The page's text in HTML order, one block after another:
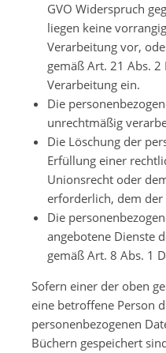
GVO Widerspruch
liegen keine
Verarbeitung vor,
gemäß Art. 21 Abs. 2
Verarbeitung ein.
Die
unrechtmäßig
Die Löschung der
Erfüllung einer
Unionsrecht oder
erforderlich, dem
Die
angebotene Dienste
gemäß Art. 8 Abs. 1
Sofern einer der oben
eine betroffene Person
personenbezogenen
Büchern gespeichert